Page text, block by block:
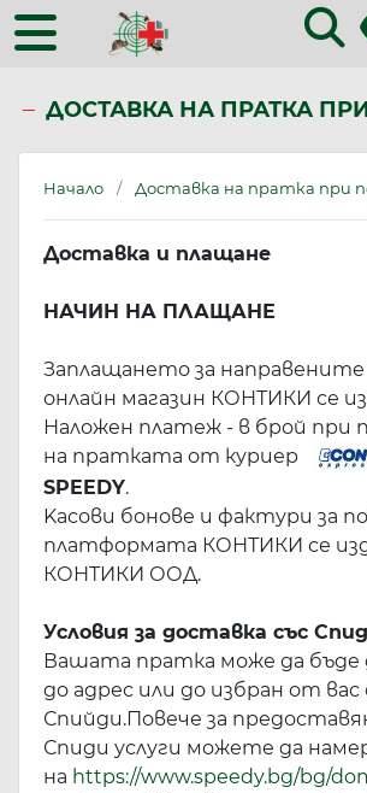
ДОСТАВКА НА ПРАТКА
Начало Доставка на пратка при
Доставка и плащане
НАЧИН НА ПЛАЩАНЕ
Заплащането за направените
онлайн магазин КОНТИКИ се
Наложен платеж - в брой при
на пратката от куриер
SPEEDY.
Kасови бонове и фактури за
платформата КОНТИКИ се
КОНТИКИ ООД.
Условия за доставка със
Вашата пратка може да бъде
до адрес или до избран от вас
Спийди.Повече за
Спиди услуги можете да
на https://www.speedy.bg/bg/